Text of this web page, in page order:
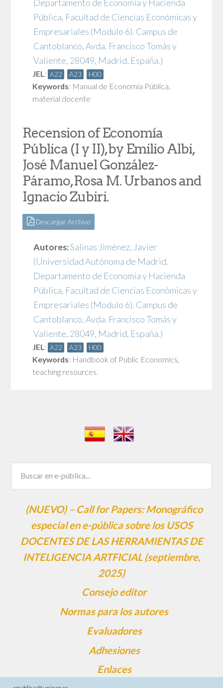
Departamento de Economía y Hacienda
Pública, Facultad de Ciencias Económicas y
Empresariales (Modulo 6). Campus de
Cantoblanco, Avda. Francisco Tomás y
Valiente, 28049, Madrid, España.)
JEL: A22 A23 H00
Keywords: Manual de Economía Pública,
material docente
Recension of Economía
Pública (I y II), by Emilio Albi,
José Manuel González-
Páramo, Rosa M. Urbanos and
Ignacio Zubiri.
Descargar Archivo
Autores:Salinas Jiménez, Javier
(Universidad Autónoma de Madrid.
Departamento de Economía y Hacienda
Pública, Facultad de Ciencias Económicas y
Empresariales (Modulo 6). Campus de
Cantoblanco, Avda. Francisco Tomás y
Valiente, 28049, Madrid, España.)
JEL: A22 A23 H00
Keywords: Handbook of Public Economics,
teaching resources.
(NUEVO) – Call for Papers: Monográfico
especial en e-pública sobre los USOS
DOCENTES DE LAS HERRAMIENTAS DE
INTELIGENCIA ARTFICIAL (septiembre,
2025)
Consejo editor
Normas para los autores
Evaluadores
Adhesiones
Enlaces